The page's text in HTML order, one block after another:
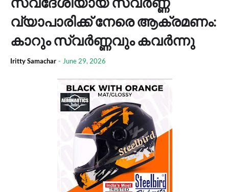
വ്യാപാരിക്ക് നേരെ ആക്രമണം:
കാറും സ്വർണ്ണവും കവർന്നു
Iritty Samachar - June 29, 2026